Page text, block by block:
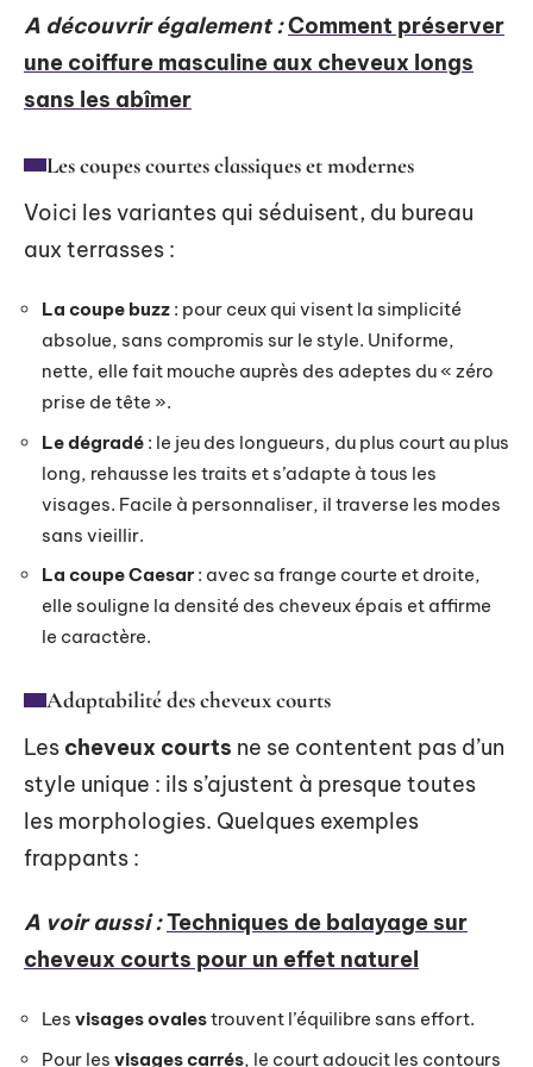
A découvrir également :Comment préserver
une coiffure masculine aux cheveux longs
sans les abîmer
Les coupes courtes classiques et modernes
Voici les variantes qui séduisent, du bureau
aux terrasses :
La coupe buzz : pour ceux qui visent la simplicité
absolue, sans compromis sur le style. Uniforme,
nette, elle fait mouche auprès des adeptes du « zéro
prise de tête ».
Le dégradé : le jeu des longueurs, du plus court au plus
long, rehausse les traits et s’adapte à tous les
visages. Facile à personnaliser, il traverse les modes
sans vieillir.
La coupe Caesar : avec sa frange courte et droite,
elle souligne la densité des cheveux épais et affirme
le caractère.
Adaptabilité des cheveux courts
Les cheveux courts ne se contentent pas d’un
style unique : ils s’ajustent à presque toutes
les morphologies. Quelques exemples
frappants :
A voir aussi :Techniques de balayage sur
cheveux courts pour un effet naturel
Les visages ovalestrouvent l’équilibre sans effort.
Pour les visages carrés, le court adoucit les contours